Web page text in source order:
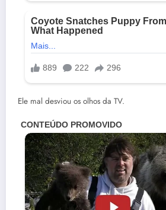
Ele mal desviou os olhos da TV.